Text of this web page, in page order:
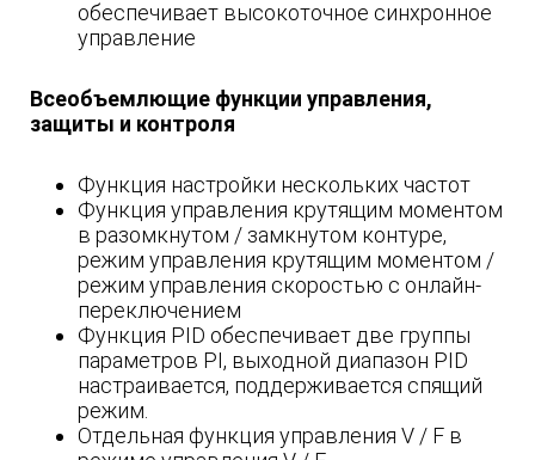
обеспечивает высокоточное синхронное
управление
Всеобъемлющие функции управления,
защиты и контроля
Функция настройки нескольких частот
Функция управления крутящим моментом
в разомкнутом / замкнутом контуре,
режим управления крутящим моментом /
режим управления скоростью с онлайн-
переключением
Функция PID обеспечивает две группы
параметров PI, выходной диапазон PID
настраивается, поддерживается спящий
режим.
Отдельная функция управления V / F в